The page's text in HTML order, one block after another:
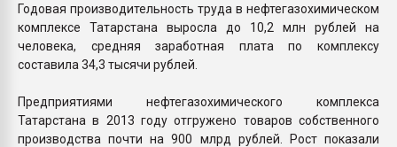
Годовая производительность труда в нефтегазохимическом
комплексе Татарстана выросла до 10,2 млн рублей на
человека, средняя заработная плата по комплексу
составила 34,3 тысячи рублей.
Предприятиями нефтегазохимического комплекса
Татарстана в 2013 году отгружено товаров собственного
производства почти на 900 млрд рублей. Рост показали